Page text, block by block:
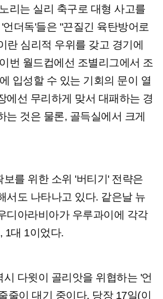
리는 실리 축구로 대형 사고를
더독'들은 "끈질긴 육탄방어로
란 심리적 우위를 갖고 경기에
번 월드컵에선 조별리그에서 조
입성할 수 있는 기회의 문이 열
에선 무리하게 맞서 대패하는 경
는 것은 물론, 골득실에서 크게
를 위한 소위 '버티기' 전략은
서도 나타나고 있다. 같은날 뉴
디아라비아가 우루과이에 각각
1대 1이었다.
다윗이 골리앗을 위협하는 '언
줄이 대기 중이다. 당장 17일(이